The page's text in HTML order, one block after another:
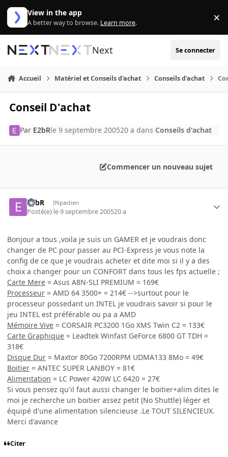
Aller au contenu
View in the app
A better way to browse. Learn more. ×
Next Se connecter
Accueil Matériel et Conseils d'achat Conseils d'achat
Conseil D'achat
Par E2bRle 9 septembre 200520 a dans Conseils d'achat
Commencer un nouveau sujet
E2bR INpactien
Posté(e) le 9 septembre 200520 a
Bonjour a tous ,voila je suis un GAMER et je voudrais donc
changer de PC pour passer au PCI-Express je vous note la
config de ce que je voudrais acheter et dite moi si il y a des
choix a changer pour un CONFORT dans tous les fps actuelle ;
Carte Mere = Asus A8N-SLI PREMIUM = 169€
Processeur = AMD 64 3500+ = 214€ -->surtout pour le
processeur possedant un INTEL je voudrais savoir si pour le
jeu INTEL est préférable ou pa a AMD
Mémoire Vive = CORSAIR PC3200 1Go XMS Twin C2 = 133€
Carte Graphique = Leadtek Winfast GeForce 6800 GT TDH =
318€
Disque Dur = Maxtor 80Go 7200RPM UDMA133 8Mo = 49€
Boitier = ANTEC SUPER LANBOY = 81€
Alimentation = LC Power 420W LC 6420 = 27€
Si vous pensez qu'il faut aussi changer le boitier+alim dites le
moi je recherche un boitier assez petit (No Shuttle) léger et
équipé d'une alimentation silencieuse .Le TOUT SILENCIEUX.
Merci d'avance
Citer